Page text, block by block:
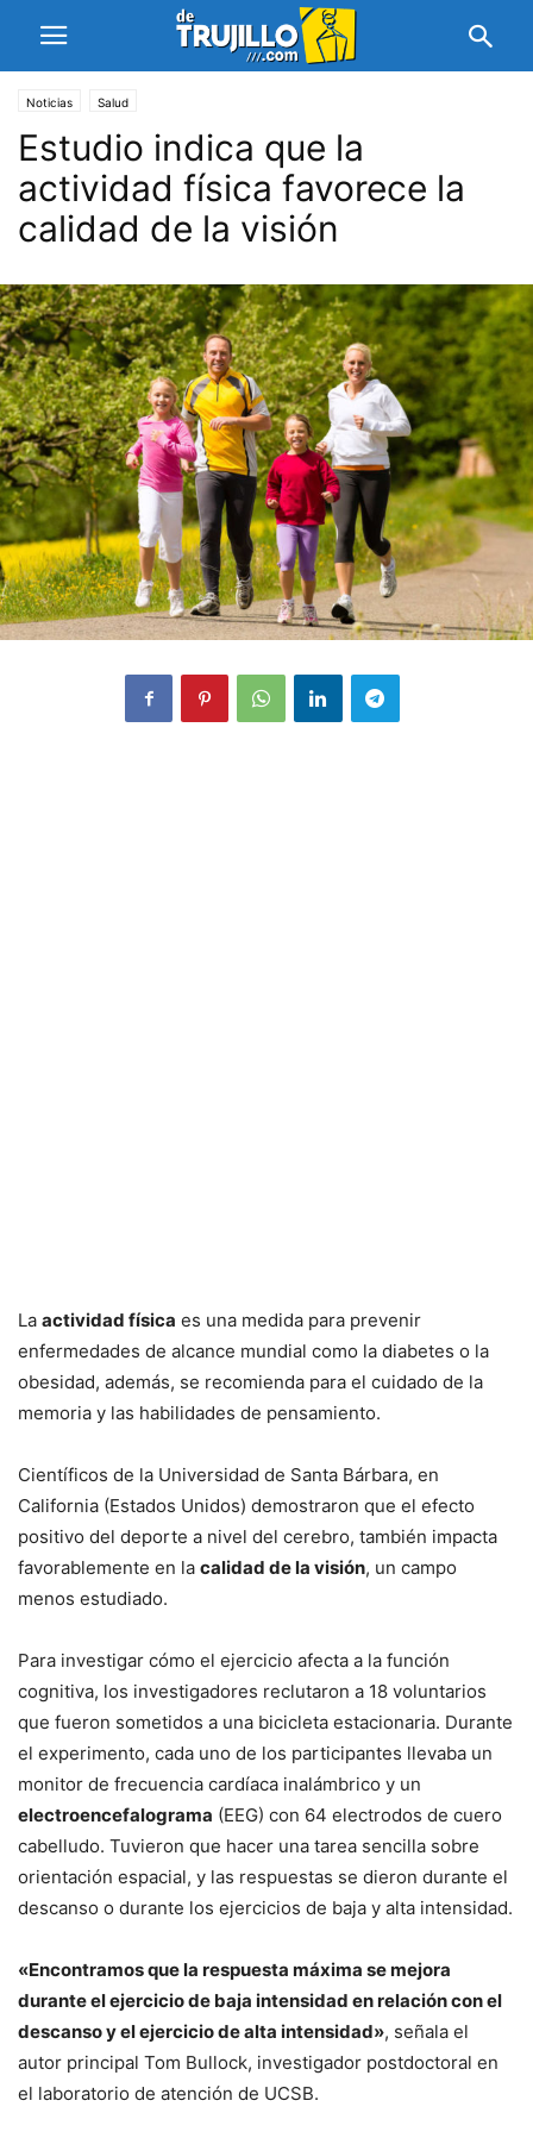
Noticias Salud
Estudio indica que la
actividad física favorece la
calidad de la visión
La actividad física es una medida para prevenir
enfermedades de alcance mundial como la diabetes o la
obesidad, además, se recomienda para el cuidado de la
memoria y las habilidades de pensamiento.
Científicos de la Universidad de Santa Bárbara, en
California (Estados Unidos) demostraron que el efecto
positivo del deporte a nivel del cerebro, también impacta
favorablemente en la calidad de la visión, un campo
menos estudiado.
Para investigar cómo el ejercicio afecta a la función
cognitiva, los investigadores reclutaron a 18 voluntarios
que fueron sometidos a una bicicleta estacionaria. Durante
el experimento, cada uno de los participantes llevaba un
monitor de frecuencia cardíaca inalámbrico y un
electroencefalograma (EEG) con 64 electrodos de cuero
cabelludo. Tuvieron que hacer una tarea sencilla sobre
orientación espacial, y las respuestas se dieron durante el
descanso o durante los ejercicios de baja y alta intensidad.
«Encontramos que la respuesta máxima se mejora
durante el ejercicio de baja intensidad en relación con el
descanso y el ejercicio de alta intensidad», señala el
autor principal Tom Bullock, investigador postdoctoral en
el laboratorio de atención de UCSB.